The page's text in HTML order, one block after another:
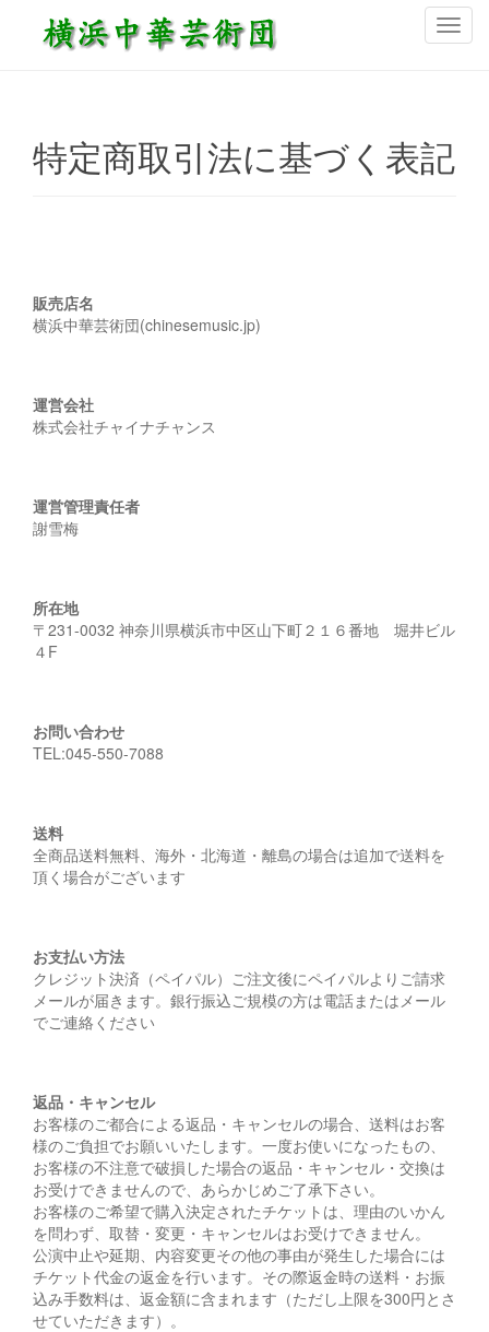
ナ
ョ
ン
特定商取引法に基づく表記
販売店名
横浜中華芸術団(chinesemusic.jp)
運営会社
株式会社チャイナチャンス
運営管理責任者
謝雪梅
所在地
〒231-0032 神奈川県横浜市中区山下町２１６番地 堀井ビル
４F
お問い合わせ
TEL:045-550-7088
送料
全商品送料無料、海外・北海道・離島の場合は追加で送料を
頂く場合がございます
お支払い方法
クレジット決済（ペイパル）ご注文後にペイパルよりご請求
メールが届きます。銀行振込ご規模の方は電話またはメール
でご連絡ください
返品・キャンセル
お客様のご都合による返品・キャンセルの場合、送料はお客
様のご負担でお願いいたします。一度お使いになったもの、
お客様の不注意で破損した場合の返品・キャンセル・交換は
お受けできませんので、あらかじめご了承下さい。
お客様のご希望で購入決定されたチケットは、理由のいかん
を問わず、取替・変更・キャンセルはお受けできません。
公演中止や延期、内容変更その他の事由が発生した場合には
チケット代金の返金を行います。その際返金時の送料・お振
込み手数料は、返金額に含まれます（ただし上限を300円とさ
せていただきます）。